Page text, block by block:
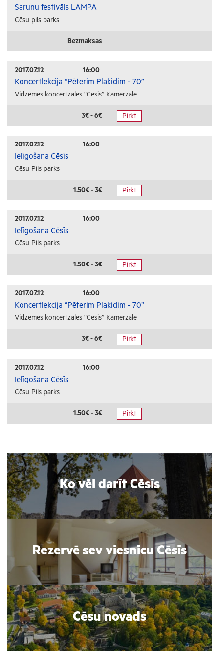
Sarunu festivāls LAMPA
Cēsu pils parks
Bezmaksas
2017.07.12 16:00
Koncertlekcija “Pēterim Plakidim - 70”
Vidzemes koncertzāles “Cēsis” Kamerzāle
3€ - 6€ Pirkt
2017.07.12 16:00
Ielīgošana Cēsīs
Cēsu Pils parks
1.50€ - 3€ Pirkt
2017.07.12 16:00
Ielīgošana Cēsīs
Cēsu Pils parks
1.50€ - 3€ Pirkt
2017.07.12 16:00
Koncertlekcija “Pēterim Plakidim - 70”
Vidzemes koncertzāles “Cēsis” Kamerzāle
3€ - 6€ Pirkt
2017.07.12 16:00
Ielīgošana Cēsīs
Cēsu Pils parks
1.50€ - 3€ Pirkt
Ko vēl darīt Cēsīs
Rezervē sev viesnīcu Cēsīs
Cēsu novads